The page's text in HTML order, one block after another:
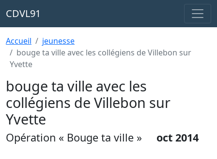
CDVL91
Accueil
jeunesse
bouge ta ville avec les collégiens de Villebon sur
Yvette
bouge ta ville avec les
collégiens de Villebon sur
Yvette
Opération « Bouge ta ville » oct 2014